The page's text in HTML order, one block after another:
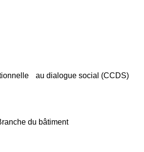
au dialogue social (CCDS)
du bâtiment